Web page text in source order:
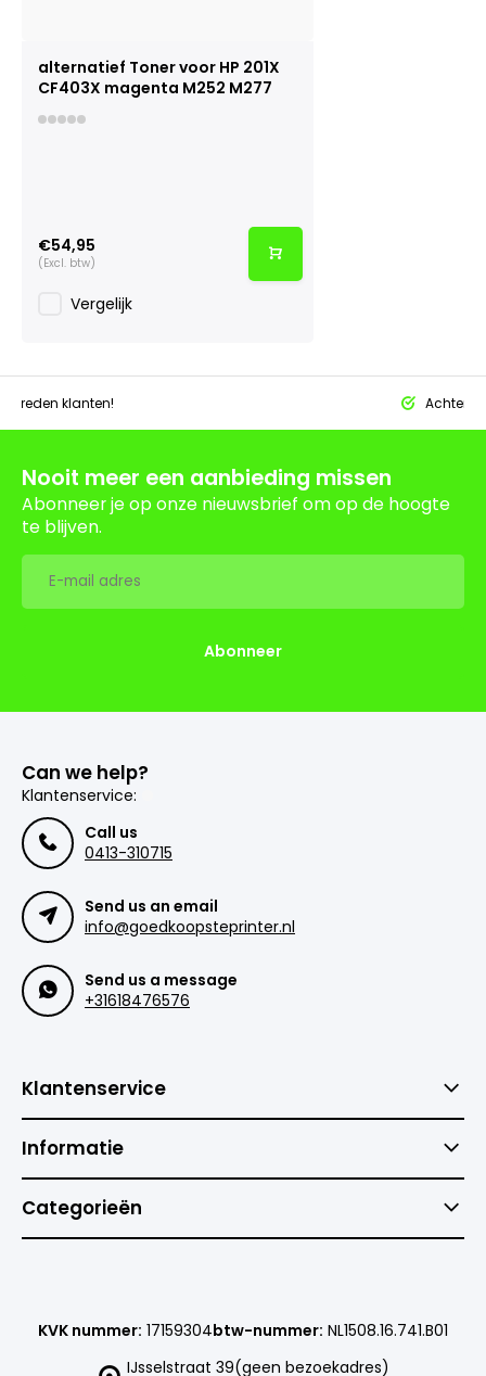
alternatief Toner voor HP 201X
CF403X magenta M252 M277
€54,95
(Excl. btw)
Vergelijk
klanten! Achteraf
Nooit meer een aanbieding missen
Abonneer je op onze nieuwsbrief om op de hoogte
te blijven.
Abonneer
Can we help?
Klantenservice:
Call us
0413-310715
Send us an email
info@goedkoopsteprinter.nl
Send us a message
+31618476576
Klantenservice
Informatie
Categorieën
IJsselstraat 39(geen bezoekadres)
KVK nummer: 17159304btw-nummer: NL1508.16.741.B01